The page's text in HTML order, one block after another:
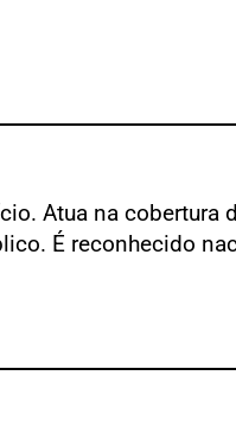
Atua na
É reconhecido